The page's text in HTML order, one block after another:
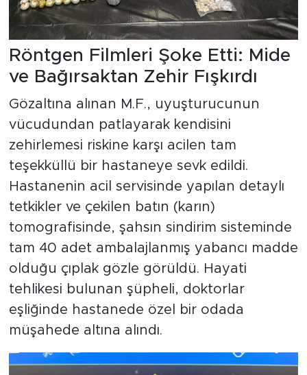
Röntgen Filmleri Şoke Etti: Mide
ve Bağırsaktan Zehir Fışkırdı
Gözaltına alınan M.F., uyuşturucunun
vücudundan patlayarak kendisini
zehirlemesi riskine karşı acilen tam
teşekküllü bir hastaneye sevk edildi.
Hastanenin acil servisinde yapılan detaylı
tetkikler ve çekilen batın (karın)
tomografisinde, şahsın sindirim sisteminde
tam 40 adet ambalajlanmış yabancı madde
olduğu çıplak gözle görüldü. Hayati
tehlikesi bulunan şüpheli, doktorlar
eşliğinde hastanede özel bir odada
müşahede altına alındı.